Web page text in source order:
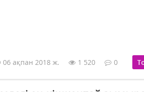
06 ақпан 2018 ж. 1 520 0